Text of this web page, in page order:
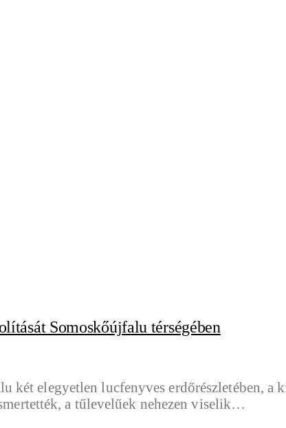
Somoskőújfalu térségében
két elegyetlen lucfenyves erdőrészletében,
a tűlevelűek nehezen viselik…